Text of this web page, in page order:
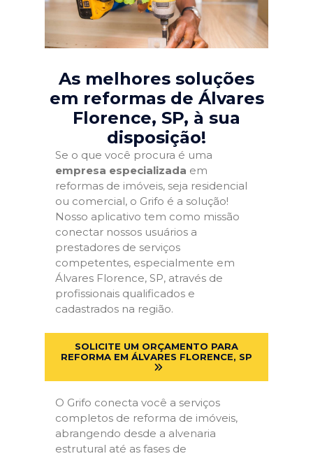
As melhores soluções
em reformas de Álvares
Florence, SP, à sua
disposição!
Se o que você procura é uma
empresa especializada em
reformas de imóveis, seja residencial
ou comercial, o Grifo é a solução!
Nosso aplicativo tem como missão
conectar nossos usuários a
prestadores de serviços
competentes, especialmente em
Álvares Florence, SP, através de
profissionais qualificados e
cadastrados na região.
SOLICITE UM ORÇAMENTO PARA
REFORMA EM ÁLVARES FLORENCE, SP
O Grifo conecta você a serviços
completos de reforma de imóveis,
abrangendo desde a alvenaria
estrutural até as fases de